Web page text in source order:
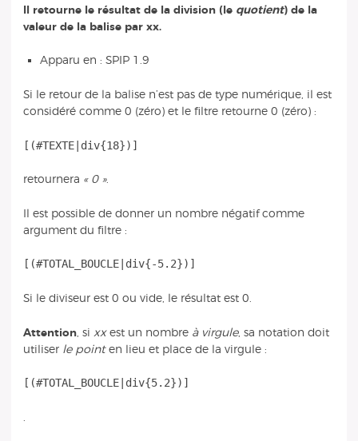
Il retourne le résultat de la division (le quotient) de la
valeur de la balise par xx.
Apparu en : SPIP 1.9
Si le retour de la balise n’est pas de type numérique, il est
considéré comme 0 (zéro) et le filtre retourne 0 (zéro) :
retournera « 0 ».
Il est possible de donner un nombre négatif comme
argument du filtre :
Si le diviseur est 0 ou vide, le résultat est 0.
Attention, si xxest un nombre à virgule, sa notation doit
utiliser le pointen lieu et place de la virgule :